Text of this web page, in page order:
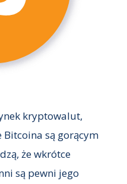
kryptowalut,
są gorącym
że wkrótce
są pewni jego